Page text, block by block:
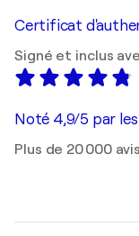
Certificat
Signé et inclus
Noté 4,9/5 par
Plus de 20 000